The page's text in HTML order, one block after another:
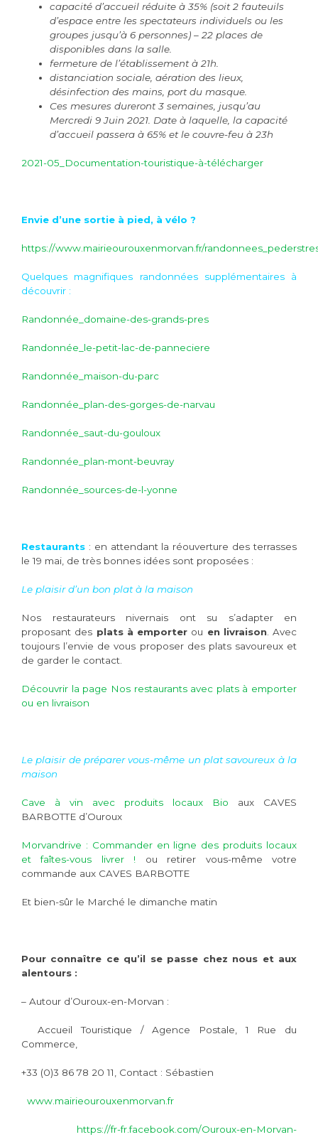
capacité d’accueil réduite à 35% (soit 2 fauteuils
d’espace entre les spectateurs individuels ou les
groupes jusqu’à 6 personnes) – 22 places de
disponibles dans la salle.
fermeture de l’établissement à 21h.
distanciation sociale, aération des lieux,
désinfection des mains, port du masque.
Ces mesures dureront 3 semaines, jusqu’au
Mercredi 9 Juin 2021. Date à laquelle, la capacité
d’accueil passera à 65% et le couvre-feu à 23h
2021-05_Documentation-touristique-à-télécharger
Envie d’une sortie à pied, à vélo ?
https://www.mairieourouxenmorvan.fr/
Quelques magnifiques randonnées supplémentaires à
découvrir :
Randonnée_domaine-des-grands-pres
Randonnée_le-petit-lac-de-panneciere
Randonnée_maison-du-parc
Randonnée_plan-des-gorges-de-narvau
Randonnée_saut-du-gouloux
Randonnée_plan-mont-beuvray
Randonnée_sources-de-l-yonne
Restaurants : en attendant la réouverture des terrasses
le 19 mai, de très bonnes idées sont proposées :
Le plaisir d’un bon plat à la maison
Nos restaurateurs nivernais ont su s’adapter en
proposant des plats à emporter ou en livraison. Avec
toujours l’envie de vous proposer des plats savoureux et
de garder le contact.
Découvrir la page Nos restaurants avec plats à emporter
ou en livraison
Le plaisir de préparer vous-même un plat savoureux à la
maison
Cave à vin avec produits locaux Bio aux CAVES
BARBOTTE d’Ouroux
Morvandrive : Commander en ligne des produits locaux
et faîtes-vous livrer ! ou retirer vous-même votre
commande aux CAVES BARBOTTE
Et bien-sûr le Marché le dimanche matin
Pour connaître ce qu’il se passe chez nous et aux
alentours :
– Autour d’Ouroux-en-Morvan :
Accueil Touristique / Agence Postale, 1 Rue du
Commerce,
+33 (0)3 86 78 20 11, Contact : Sébastien
www.mairieourouxenmorvan.fr
https://fr-fr.facebook.com/Ouroux-en-Morvan-